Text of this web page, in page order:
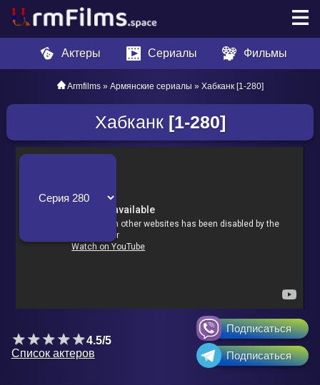
Актеры Сериалы Фильмы
Armfilms » Армянские сериалы » Хабканк [1-280]
Хабканк [1-280]
4.5/5
Список актеров
Подписаться
Подписаться